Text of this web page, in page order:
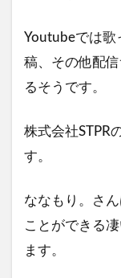
Youtubeでは歌
稿、その他配
るそうです。
株式会社STPR
す。
ななもり。さ
ことができる
ます。